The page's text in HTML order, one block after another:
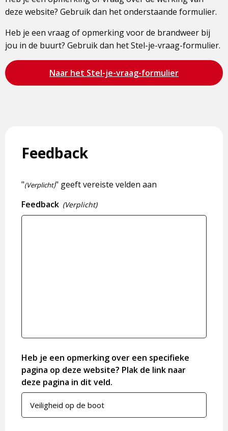
deze website? Gebruik dan het onderstaande formulier.
Heb je een vraag of opmerking voor de brandweer bij
jou in de buurt? Gebruik dan het Stel-je-vraag-formulier.
Bezoek
de
Naar het Stel-je-vraag-formulier
Feedback
"(Verplicht)" geeft vereiste velden aan
Feedback (Verplicht)
Heb je een opmerking over een specifieke
pagina op deze website? Plak de link naar
deze pagina in dit veld.